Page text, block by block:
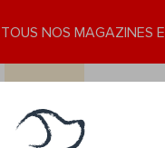
NOS MAGAZINES
DogBlog